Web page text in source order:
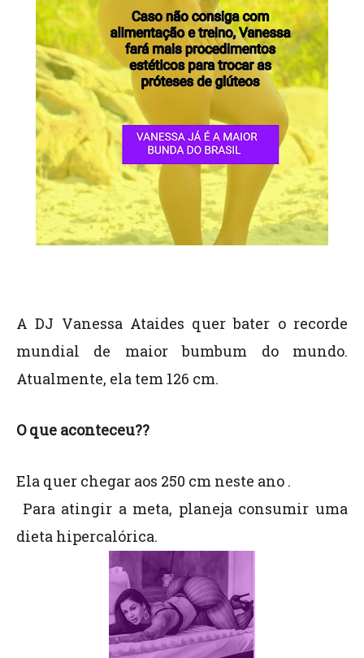
A DJ Vanessa Ataides quer bater o recorde
mundial de maior bumbum do mundo.
Atualmente, ela tem 126 cm.
O que aconteceu??
Ela quer chegar aos 250 cm neste ano .
Para atingir a meta, planeja consumir uma
dieta hipercalórica.